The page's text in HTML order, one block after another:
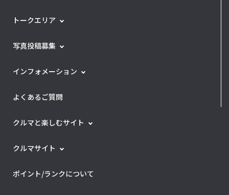
トークエリア
写真投稿募集
インフォメーション
よくあるご質問
クルマと楽しむサイト
クルマサイト
ポイント/ランクについて